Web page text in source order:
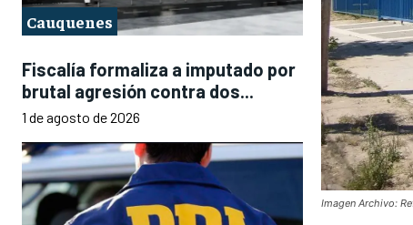
Cauquenes
Fiscalía formaliza a imputado por
brutal agresión contra dos...
1 de agosto de 2026
Imagen Archivo: